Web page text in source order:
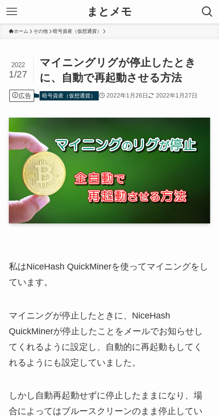
まとメモ
ホーム その他 暗号資産（仮想通貨）
マイニングリグが停止したとき
に、自動で再起動させる方法
2022
1/27
広告 暗号資産（仮想通貨） 2022年1月26日 2022年1月27日
私はNiceHash QuickMinerを使ってマイニングをし
ています。
マイニングが停止したときに、NiceHash
QuickMinerが停止したことをメールでお知らせし
てくれるように設定し、自動的に再起動もしてく
れるようにも設定していました。
しかし自動再起動せずに停止したままになり、場
合によってはブルースクリーンのまま停止してい